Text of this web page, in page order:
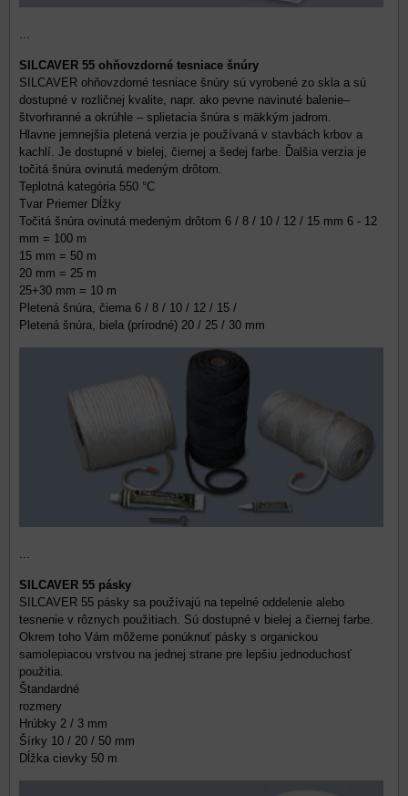
...
SILCAVER 55 ohňovzdorné tesniace šnúry
SILCAVER ohňovzdorné tesniace šnúry sú vyrobené zo skla a sú
dostupné v rozličnej kvalite, napr. ako pevne navinuté balenie–
štvorhranné a okrúhle – splietacia šnúra s mäkkým jadrom.
Hlavne jemnejšia pletená verzia je používaná v stavbách krbov a
kachlí. Je dostupné v bielej, čiernej a šedej farbe. Ďalšia verzia je
točitá šnúra ovinutá medeným drôtom.
Teplotná kategória 550 °C
Tvar Priemer Dĺžky
Točitá šnúra ovinutá medeným drôtom 6 / 8 / 10 / 12 / 15 mm 6 - 12
mm = 100 m
15 mm = 50 m
20 mm = 25 m
25+30 mm = 10 m
Pletená šnúra, čierna 6 / 8 / 10 / 12 / 15 /
Pletená šnúra, biela (prírodné) 20 / 25 / 30 mm
...
SILCAVER 55 pásky
SILCAVER 55 pásky sa používajú na tepelné oddelenie alebo
tesnenie v rôznych použitiach. Sú dostupné v bielej a čiernej farbe.
Okrem toho Vám môžeme ponúknuť pásky s organickou
samolepiacou vrstvou na jednej strane pre lepšiu jednoduchosť
použitia.
Štandardné
rozmery
Hrúbky 2 / 3 mm
Šírky 10 / 20 / 50 mm
Dĺžka cievky 50 m